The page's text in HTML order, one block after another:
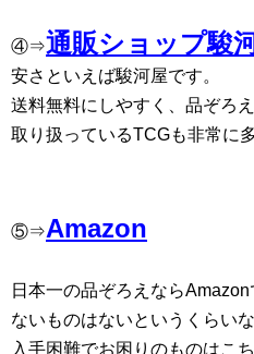
④⇒通販ショップ駿
安さといえば駿河屋です。
送料無料にしやすく、品ぞろえ
取り扱っているTCGも非常に
⑤⇒Amazon
日本一の品ぞろえならAmazon
ないものはないというくらい
入手困難でお困りのものはこ